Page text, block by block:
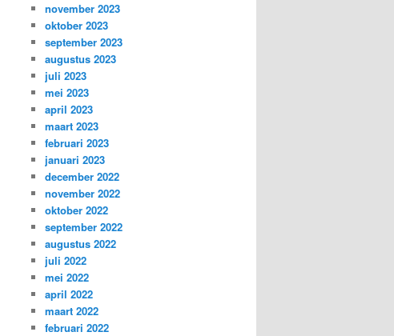
november 2023
oktober 2023
september 2023
augustus 2023
juli 2023
mei 2023
april 2023
maart 2023
februari 2023
januari 2023
december 2022
november 2022
oktober 2022
september 2022
augustus 2022
juli 2022
mei 2022
april 2022
maart 2022
februari 2022